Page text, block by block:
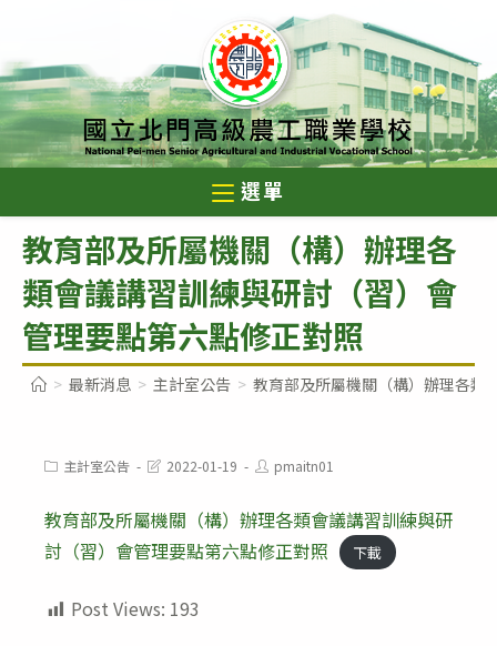
至
主
要
內
選單
教育部及所屬機關（構）辦理各
類會議講習訓練與研討（習）會
管理要點第六點修正對照
> 最新消息 > 主計室公告 > 教育部及所屬機關（構）辦理各類
Post主計室公告
Post2022-01-19
Post
author:
pmaitn01
教育部及所屬機關（構）辦理各類會議講習訓練與研
討（習）會管理要點第六點修正對照
下載
Post Views: 193